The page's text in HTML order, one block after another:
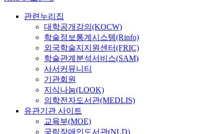
관련누리집
대학공개강의(KOCW)
학술정보통계시스템(Rinfo)
외국학술지지원센터(FRIC)
학술관계분석서비스(SAM)
사서커뮤니티
기관회원
지식나눔(LOOK)
의학전자도서관(MEDLIS)
유관기관 사이트
교육부(MOE)
국립장애인도서관(NLD)